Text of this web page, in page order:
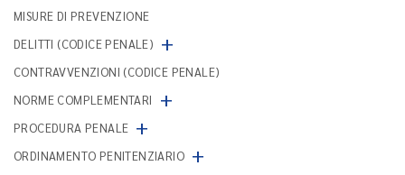
MISURE DI PREVENZIONE
DELITTI (CODICE PENALE) +
CONTRAVVENZIONI (CODICE PENALE)
NORME COMPLEMENTARI
+
PROCEDURA PENALE +
ORDINAMENTO PENITENZIARIO +